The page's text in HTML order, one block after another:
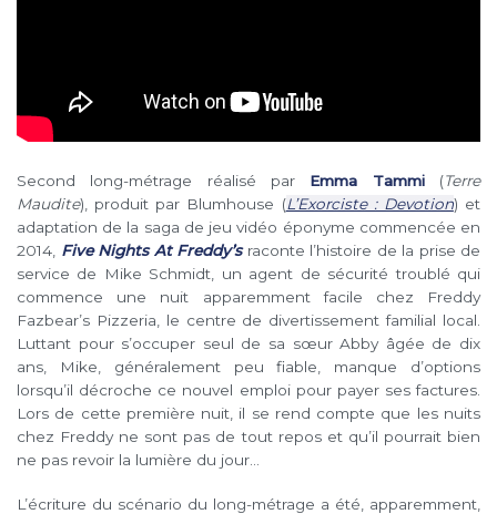
Second long-métrage réalisé par Emma Tammi(Terre
Maudite), produit par Blumhouse (L’Exorciste : Devotion) et
adaptation de la saga de jeu vidéo éponyme commencée en
2014, Five Nights At Freddy’s raconte l’histoire de la prise de
service de Mike Schmidt, un agent de sécurité troublé qui
commence une nuit apparemment facile chez Freddy
Fazbear’s Pizzeria, le centre de divertissement familial local.
Luttant pour s’occuper seul de sa sœur Abby âgée de dix
ans, Mike, généralement peu fiable, manque d’options
lorsqu’il décroche ce nouvel emploi pour payer ses factures.
Lors de cette première nuit, il se rend compte que les nuits
chez Freddy ne sont pas de tout repos et qu’il pourrait bien
ne pas revoir la lumière du jour…
L’écriture du scénario du long-métrage a été, apparemment,